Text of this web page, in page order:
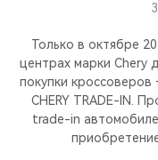
СЕДАНЫ
НОВИНКИ
ПОДДЕРЖКА
CHERY CONNECT
CHERY В СОЦСЕТЯХ
ЛЮДИ CHERY
Только в октябре
центрах марки Chery
покупки
CHERY TRADE-IN.
trade-in